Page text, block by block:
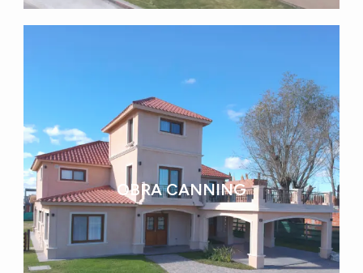
OBRA CANNING